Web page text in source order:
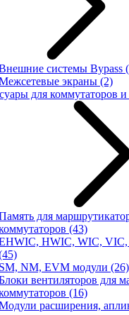
системы Bypass
экраны (2)
для коммутаторов
для
(43)
HWIC, WIC,
SM, NM, EVM модули (26)
вентиляторов для
(16)
расширения,